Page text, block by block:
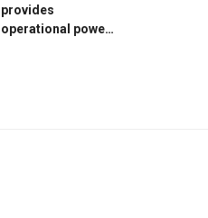
provides
operational power